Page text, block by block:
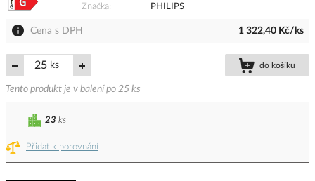
Značka
PHILIPS
Cena s DPH 1 322,40 Kč/ks
ks do košíku
Tento produkt je v balení po 25 ks
Přidat k porovnání
23 ks